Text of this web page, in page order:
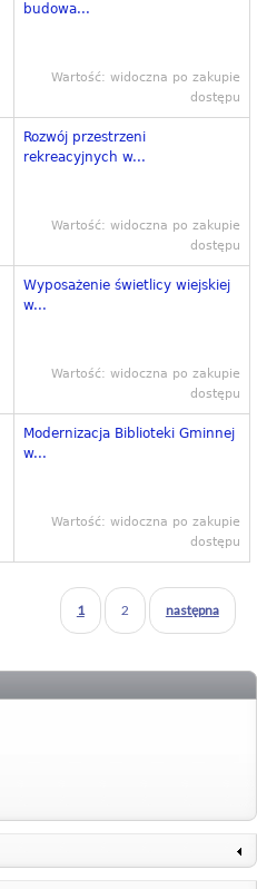
budowa...
Wartość: widoczna po zakupie
dostępu
Rozwój przestrzeni
rekreacyjnych w...
Wartość: widoczna po zakupie
dostępu
Wyposażenie świetlicy wiejskiej
w...
Wartość: widoczna po zakupie
dostępu
Modernizacja Biblioteki Gminnej
w...
Wartość: widoczna po zakupie
dostępu
1 2 następna